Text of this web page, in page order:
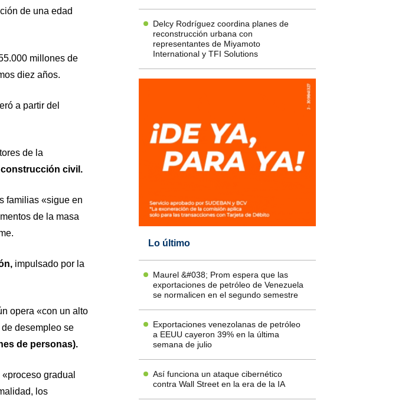
de una edad
millones de
diez años.
a partir del
de la
civil.
familias «sigue en
de la masa
impulsado por la
opera «con un alto
desempleo se
de personas).
gradual
los
Delcy Rodríguez coordina planes de
reconstrucción urbana con
representantes de Miyamoto
International y TFI Solutions
Lo último
Maurel &#038; Prom espera que las
exportaciones de petróleo de Venezuela
se normalicen en el segundo semestre
Exportaciones venezolanas de petróleo
a EEUU cayeron 39% en la última
semana de julio
Así funciona un ataque cibernético
contra Wall Street en la era de la IA